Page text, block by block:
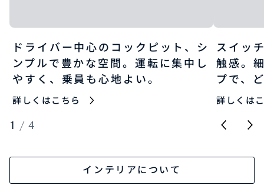
ドライバー中心のコックピット、シ
ンプルで豊かな空間。運転に集中し
やすく、乗員も心地よい。
詳しくはこちら
スイッ
触感。
プで、
詳しくは
1 / 4
インテリアについて